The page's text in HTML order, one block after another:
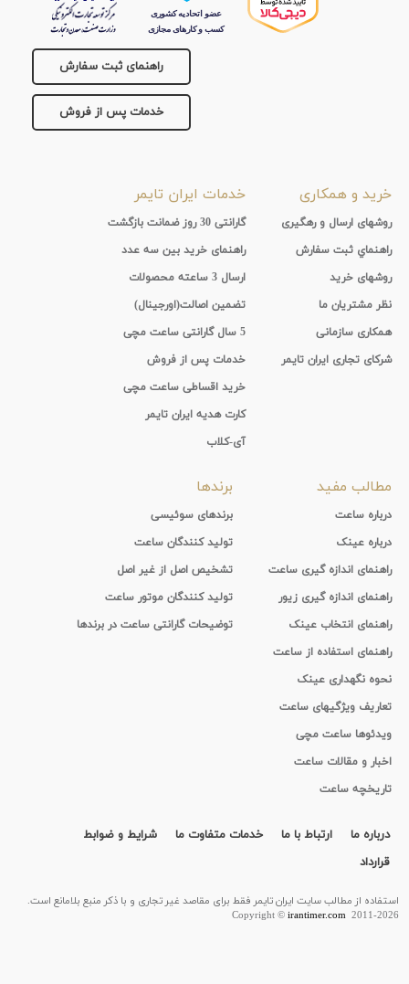
راهنمای ثبت سفارش
خدمات پس از فروش
خرید و همکاری
روشهای ارسال و رهگیری
راهنماي ثبت سفارش
روشهای خرید
نظر مشتریان ما
همکاری سازمانی
شرکای تجاری ایران تایمر
خدمات ایران تایمر
گارانتی 30 روز ضمانت بازگشت
راهنمای خرید بین سه عدد
ارسال 3 ساعته محصولات
تضمین اصالت(اورجینال)
5 سال گارانتی ساعت مچی
خدمات پس از فروش
خرید اقساطی ساعت مچی
کارت هدیه ایران تایمر
آی-کلاب
مطالب مفید
درباره ساعت
درباره عینک
راهنمای اندازه گیری ساعت
راهنمای اندازه گیری زیور
راهنمای انتخاب عینک
راهنمای استفاده از ساعت
نحوه نگهداری عینک
تعاریف ویژگیهای ساعت
ویدئوها ساعت مچی
اخبار و مقالات ساعت
تاریخچه ساعت
برندها
برندهای سوئیسی
تولید کنندگان ساعت
تشخیص اصل از غیر اصل
تولید کنندگان موتور ساعت
توضیحات گارانتی ساعت در برندها
درباره ما ارتباط با ما خدمات متفاوت ما
شرایط و ضوابط
قرارداد
استفاده از مطالب سايت ایران تایمر فقط برای مقاصد غیر تجاری و با ذکر منبع بلامانع است.
Copyright ©irantimer.com2011-2026